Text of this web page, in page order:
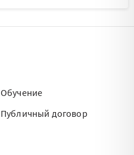
Обучение
Публичный договор